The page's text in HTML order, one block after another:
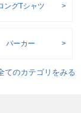
ングTシャツ
パーカー
てのカテゴリをみる